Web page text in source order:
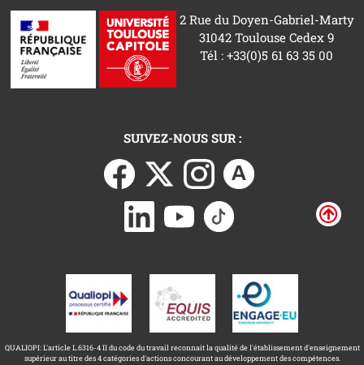
2 Rue du Doyen-Gabriel-Marty
31042 Toulouse Cedex 9
Tél : +33(0)5 61 63 35 00
SUIVEZ-NOUS SUR :
QUALIOPI: L'article L.6316-4 II du code du travail reconnait la qualité de l'établissement d'enseignement
supérieur au titre des 4 catégories d'actions concourant au développement des compétences.